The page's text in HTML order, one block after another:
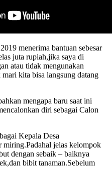
menerima bantuan sebesar
juta rupiah,jika saya di
atau tidak mengunakan
kita bisa langsung datang
mengapa baru saat ini
diri sebagai Calon
Kepala Desa
miring.Padahal jelas kelompok
dengan sebaik – baiknya
bibit tanaman.Sebelum